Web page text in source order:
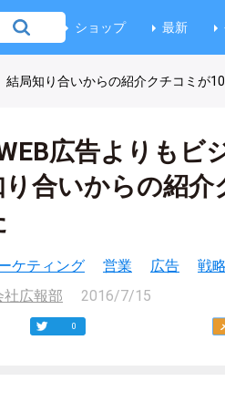
ショップ 最新
局知り合いからの紹介クチコミが
広告よりもビ
り合いからの紹
ケティング 営業 広告 戦略
社広報部
2016/7/15
0